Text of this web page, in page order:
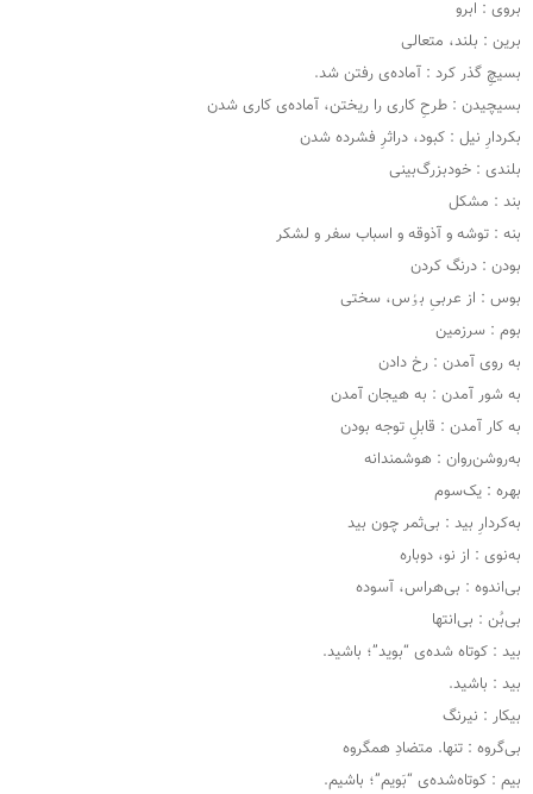
بروی : ابرو
برین : بلند، متعالی
بسیچِ گذر کرد : آماده‌ی رفتن شد.
بسیچیدن : طرحِ کاری را ریختن، آماده‌ی کاری شدن
بکردارِ نیل : کبود، دراثرِ فشرده شدن
بلندی : خودبزرگ‌بینی
بند : مشکل
بنه : توشه و آذوقه‌ و اسباب سفر و لشکر
بودن : درنگ کردن
بوس : از عربیِ بٶس، سختی
بوم : سرزمین
به روی آمدن : رخ دادن
به شور آمدن : به هیجان آمدن
به کار آمدن : قابلِ توجه بودن
به‌روشن‌روان : هوشمندانه
بهره : یک‌سوم
به‌کردارِ بید : بی‌ثمر چون بید
به‌نوی : از نو، دوباره
بی‌اندوه : بی‌هراس، آسوده
بی‌بُن : بی‌انتها
بید : کوتاه شده‌ی “بوید”؛ باشید.
بید : باشید.
بیکار : نیرنگ
بی‌گروه : تنها. متضادِ همگروه
بیم : کوتاه‌شده‌ی “بَویم”؛ باشیم.